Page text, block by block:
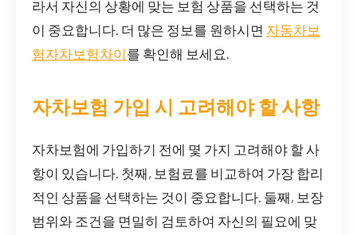
라서 자신의 상황에 맞는 보험 상품을 선택하는 것
이 중요합니다. 더 많은 정보를 원하시면 자동차보
험자차보험차이를 확인해 보세요.
자차보험 가입 시 고려해야 할 사항
자차보험에 가입하기 전에 몇 가지 고려해야 할 사
항이 있습니다. 첫째, 보험료를 비교하여 가장 합리
적인 상품을 선택하는 것이 중요합니다. 둘째, 보장
범위와 조건을 면밀히 검토하여 자신의 필요에 맞